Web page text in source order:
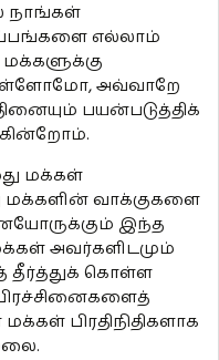
நாங்கள்
எல்லாம்
அவ்வாறே
பயன்படுத்திக்
மக்கள்
மக்களின் வாக்குகளை
இந்த
அவர்களிடமும்
தீர்த்துக் கொள்ள
பிரதிநிதிகளாக